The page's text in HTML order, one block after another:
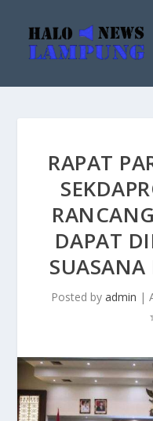
RAPAT
DAPAT
SUASANA
Posted by admin |